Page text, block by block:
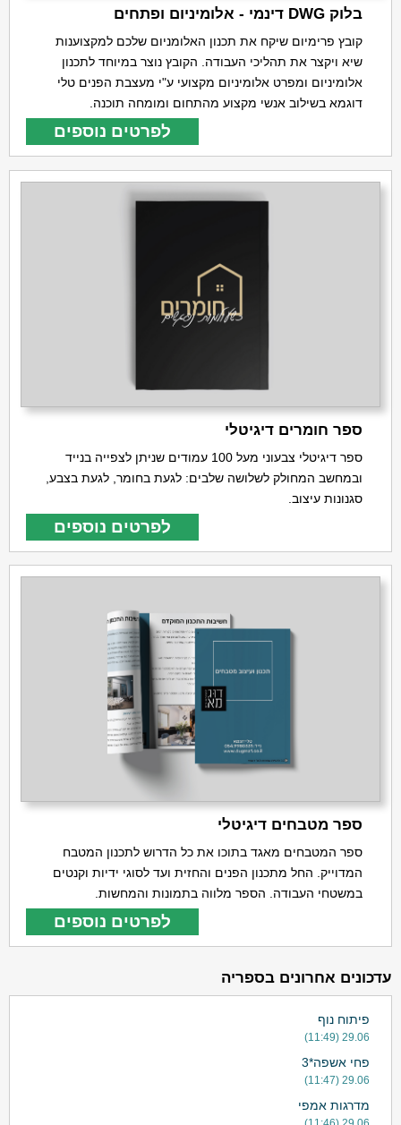
בלוק DWG דינמי - אלומיניום ופתחים
קובץ פרימיום שיקח את תכנון האלומניום שלכם למקצוענות
שיא ויקצר את תהליכי העבודה. הקובץ נוצר במיוחד לתכנון
אלומיניום ומפרט אלומיניום מקצועי ע"י מעצבת הפנים טלי
דוגמא בשילוב אנשי מקצוע מהתחום ומומחה תוכנה.
לפרטים נוספים
ספר חומרים דיגיטלי
ספר דיגיטלי צבעוני מעל 100 עמודים שניתן לצפייה בנייד
ובמחשב המחולק לשלושה שלבים: לגעת בחומר, לגעת בצבע,
סגנונות עיצוב.
לפרטים נוספים
ספר מטבחים דיגיטלי
ספר המטבחים מאגד בתוכו את כל הדרוש לתכנון המטבח
המדוייק. החל מתכנון הפנים והחזית ועד לסוגי ידיות וקנטים
במשטחי העבודה. הספר מלווה בתמונות והמחשות.
לפרטים נוספים
עדכונים אחרונים בספריה
פיתוח נוף
29.06 (11:49)
פחי אשפה*3
29.06 (11:47)
מדרגות אמפי